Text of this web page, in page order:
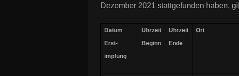
Dezember 2021 stattgefunden haben,
Datum
Erst-
impfung
Uhrzeit
Beginn
Uhrzeit
Ende
Ort